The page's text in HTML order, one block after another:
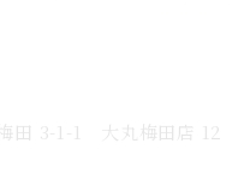
田 3-1-1 大丸梅田店 12